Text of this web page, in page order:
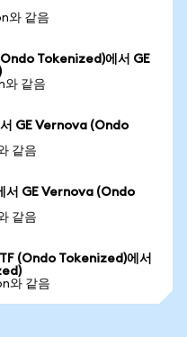
와 같음
Tokenized)에서 GE
와 같음
GE Vernova (Ondo
같음
GE Vernova (Ondo
같음
(Ondo Tokenized)에서
와 같음